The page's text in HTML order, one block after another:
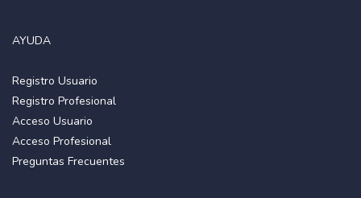
AYUDA
Registro Usuario
Registro Profesional
Acceso Usuario
Acceso Profesional
Preguntas Frecuentes